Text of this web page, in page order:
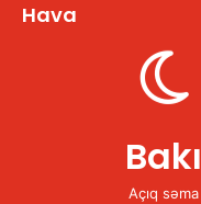
Hava
Bakı
Açıq səma